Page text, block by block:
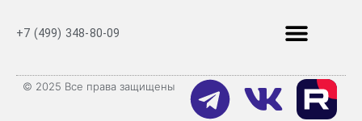
+7 (499) 348-80-09
© 2025 Все права защищены